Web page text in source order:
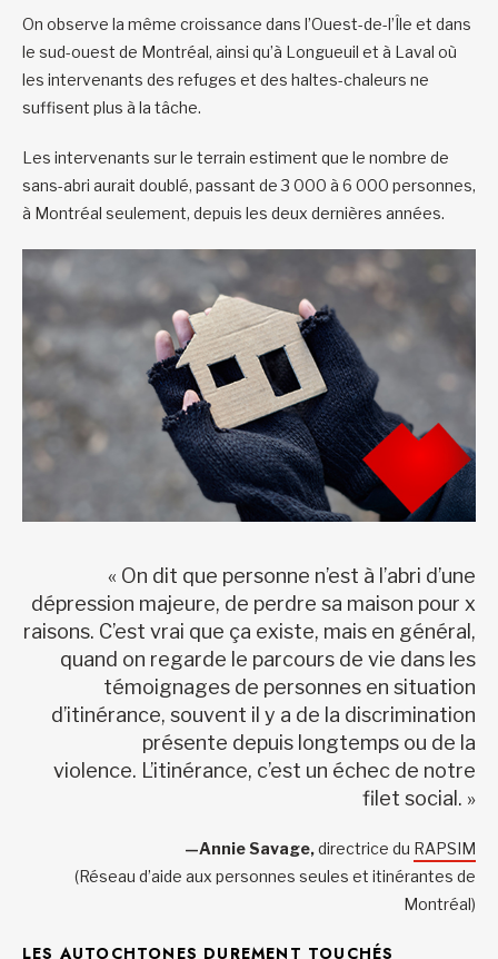
On observe la même croissance dans l’Ouest-de-l’Île et dans
le sud-ouest de Montréal, ainsi qu’à Longueuil et à Laval où
les intervenants des refuges et des haltes-chaleurs ne
suffisent plus à la tâche.
Les intervenants sur le terrain estiment que le nombre de
sans-abri aurait doublé, passant de 3 000 à 6 000 personnes,
à Montréal seulement, depuis les deux dernières années.
« On dit que personne n’est à l’abri d’une
dépression majeure, de perdre sa maison pour x
raisons. C’est vrai que ça existe, mais en général,
quand on regarde le parcours de vie dans les
témoignages de personnes en situation
d’itinérance, souvent il y a de la discrimination
présente depuis longtemps ou de la
violence. L’itinérance, c’est un échec de notre
filet social. »
—Annie Savage,directrice du RAPSIM
(Réseau d’aide aux personnes seules et itinérantes de
Montréal)
LES AUTOCHTONES DUREMENT TOUCHÉS